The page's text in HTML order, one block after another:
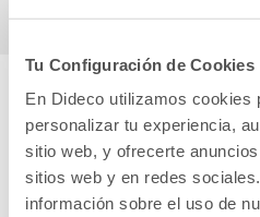
Tu Configuración de Cookies
En Dideco utilizamos cookies
personalizar tu experiencia,
sitio web, y ofrecerte
sitios web y en redes
información sobre el uso de
¡Sé el primero en